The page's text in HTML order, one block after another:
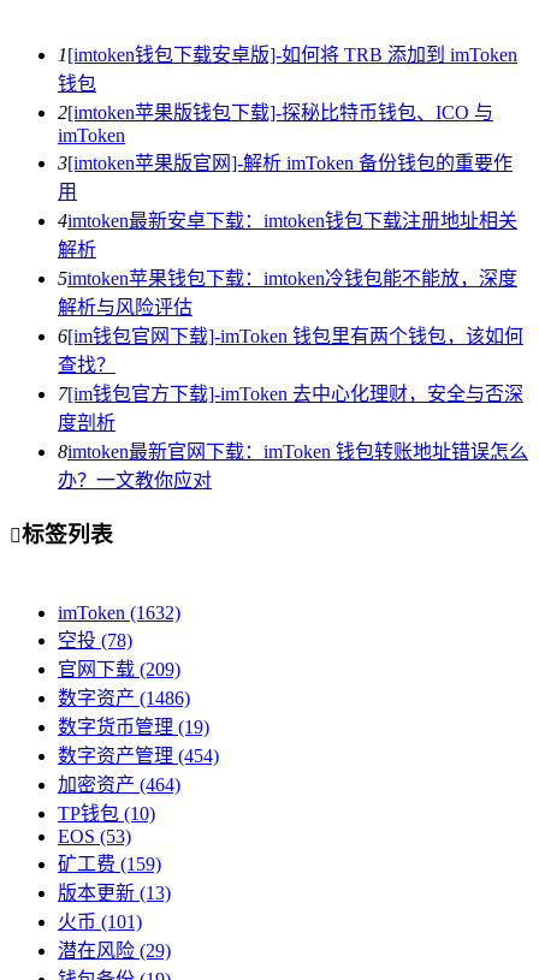
1[imtoken钱包下载安卓版]-如何将 TRB 添加到 imToken
钱包
2[imtoken苹果版钱包下载]-探秘比特币钱包、ICO 与
imToken
3[imtoken苹果版官网]-解析 imToken 备份钱包的重要作
用
4imtoken最新安卓下载：imtoken钱包下载注册地址相关
解析
5imtoken苹果钱包下载：imtoken冷钱包能不能放，深度
解析与风险评估
6[im钱包官网下载]-imToken 钱包里有两个钱包，该如何
查找？
7[im钱包官方下载]-imToken 去中心化理财，安全与否深
度剖析
8imtoken最新官网下载：imToken 钱包转账地址错误怎么
办？一文教你应对
标签列表
imToken (1632)
空投 (78)
官网下载 (209)
数字资产 (1486)
数字货币管理 (19)
数字资产管理 (454)
加密资产 (464)
TP钱包 (10)
EOS (53)
矿工费 (159)
版本更新 (13)
火币 (101)
潜在风险 (29)